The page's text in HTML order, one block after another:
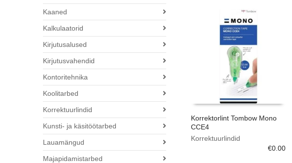
Korrektorlint Tombow Mono
CCE4
Korrektuurlindid
€0.00
Kaaned
Kalkulaatorid
Kirjutusalused
Kirjutusvahendid
Kontoritehnika
Koolitarbed
Korrektuurlindid
Kunsti- ja käsitöötarbed
Lauamängud
Majapidamistarbed